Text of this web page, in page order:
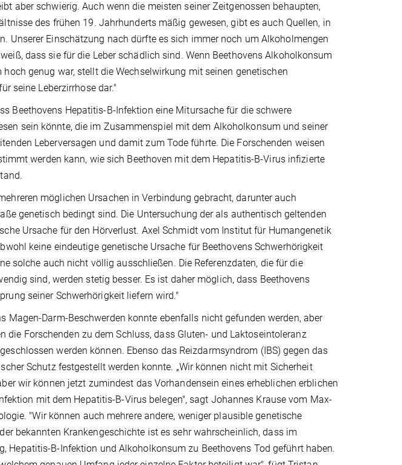
aber schwierig. Auch wenn die meisten seiner Zeitgenossen behaupten,
des frühen 19. Jahrhunderts mäßig gewesen, gibt es auch Quellen, in
Unserer Einschätzung nach dürfte es sich immer noch um Alkoholmengen
dass sie für die Leber schädlich sind. Wenn Beethovens Alkoholkonsum
genug war, stellt die Wechselwirkung mit seinen genetischen
seine Leberzirrhose dar."
Beethovens Hepatitis-B-Infektion eine Mitursache für die schwere
sein könnte, die im Zusammenspiel mit dem Alkoholkonsum und seiner
Leberversagen und damit zum Tode führte. Die Forschenden weisen
werden kann, wie sich Beethoven mit dem Hepatitis-B-Virus infizierte
möglichen Ursachen in Verbindung gebracht, darunter auch
genetisch bedingt sind. Die Untersuchung der als authentisch geltenden
Ursache für den Hörverlust. Axel Schmidt vom Institut für Humangenetik
keine eindeutige genetische Ursache für Beethovens Schwerhörigkeit
solche auch nicht völlig ausschließen. Die Referenzdaten, die für die
sind, werden stetig besser. Es ist daher möglich, dass Beethovens
seiner Schwerhörigkeit liefern wird."
Magen-Darm-Beschwerden konnte ebenfalls nicht gefunden werden, aber
die Forschenden zu dem Schluss, dass Gluten- und Laktoseintoleranz
werden können. Ebenso das Reizdarmsyndrom (IBS) gegen das
Schutz festgestellt werden konnte. „Wir können nicht mit Sicherheit
wir können jetzt zumindest das Vorhandensein eines erheblichen erblichen
mit dem Hepatitis-B-Virus belegen", sagt Johannes Krause vom Max-
"Wir können auch mehrere andere, weniger plausible genetische
bekannten Krankengeschichte ist es sehr wahrscheinlich, dass im
Hepatitis-B-Infektion und Alkoholkonsum zu Beethovens Tod geführt haben.